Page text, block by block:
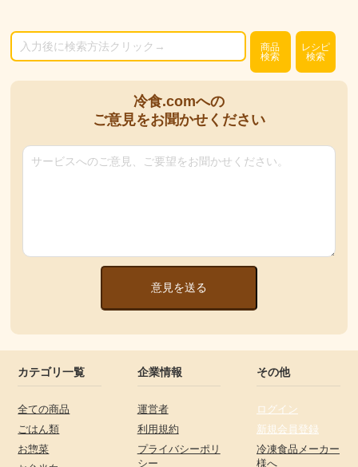
商品
検索
レシピ
検索
冷食.comへの
ご意見をお聞かせください
意見を送る
カテゴリ一覧
全ての商品
ごはん類
お惣菜
企業情報
運営者
利用規約
プライバシーポリ
シー
その他
ログイン
新規会員登録
冷凍食品メーカー
様へ